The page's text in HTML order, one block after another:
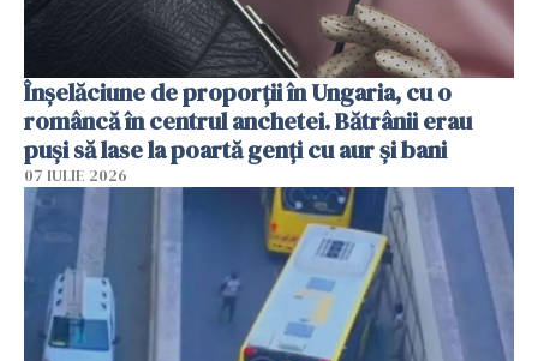
Înșelăciune de proporții în Ungaria, cu o
româncă în centrul anchetei. Bătrânii erau
puși să lase la poartă genți cu aur și bani
07 IULIE 2026